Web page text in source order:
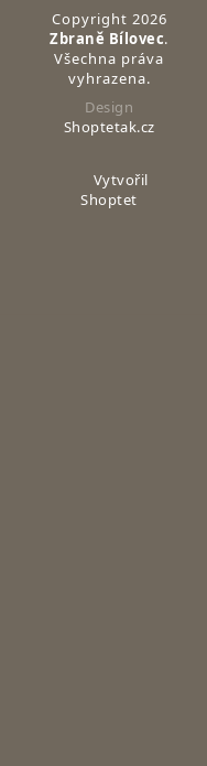
Copyright 2026
Zbraně Bílovec.
Všechna práva
vyhrazena.
Design
Shoptetak.cz
Vytvořil
Shoptet